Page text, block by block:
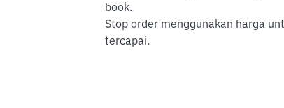
book.
Stop order menggunakan harga
tercapai.